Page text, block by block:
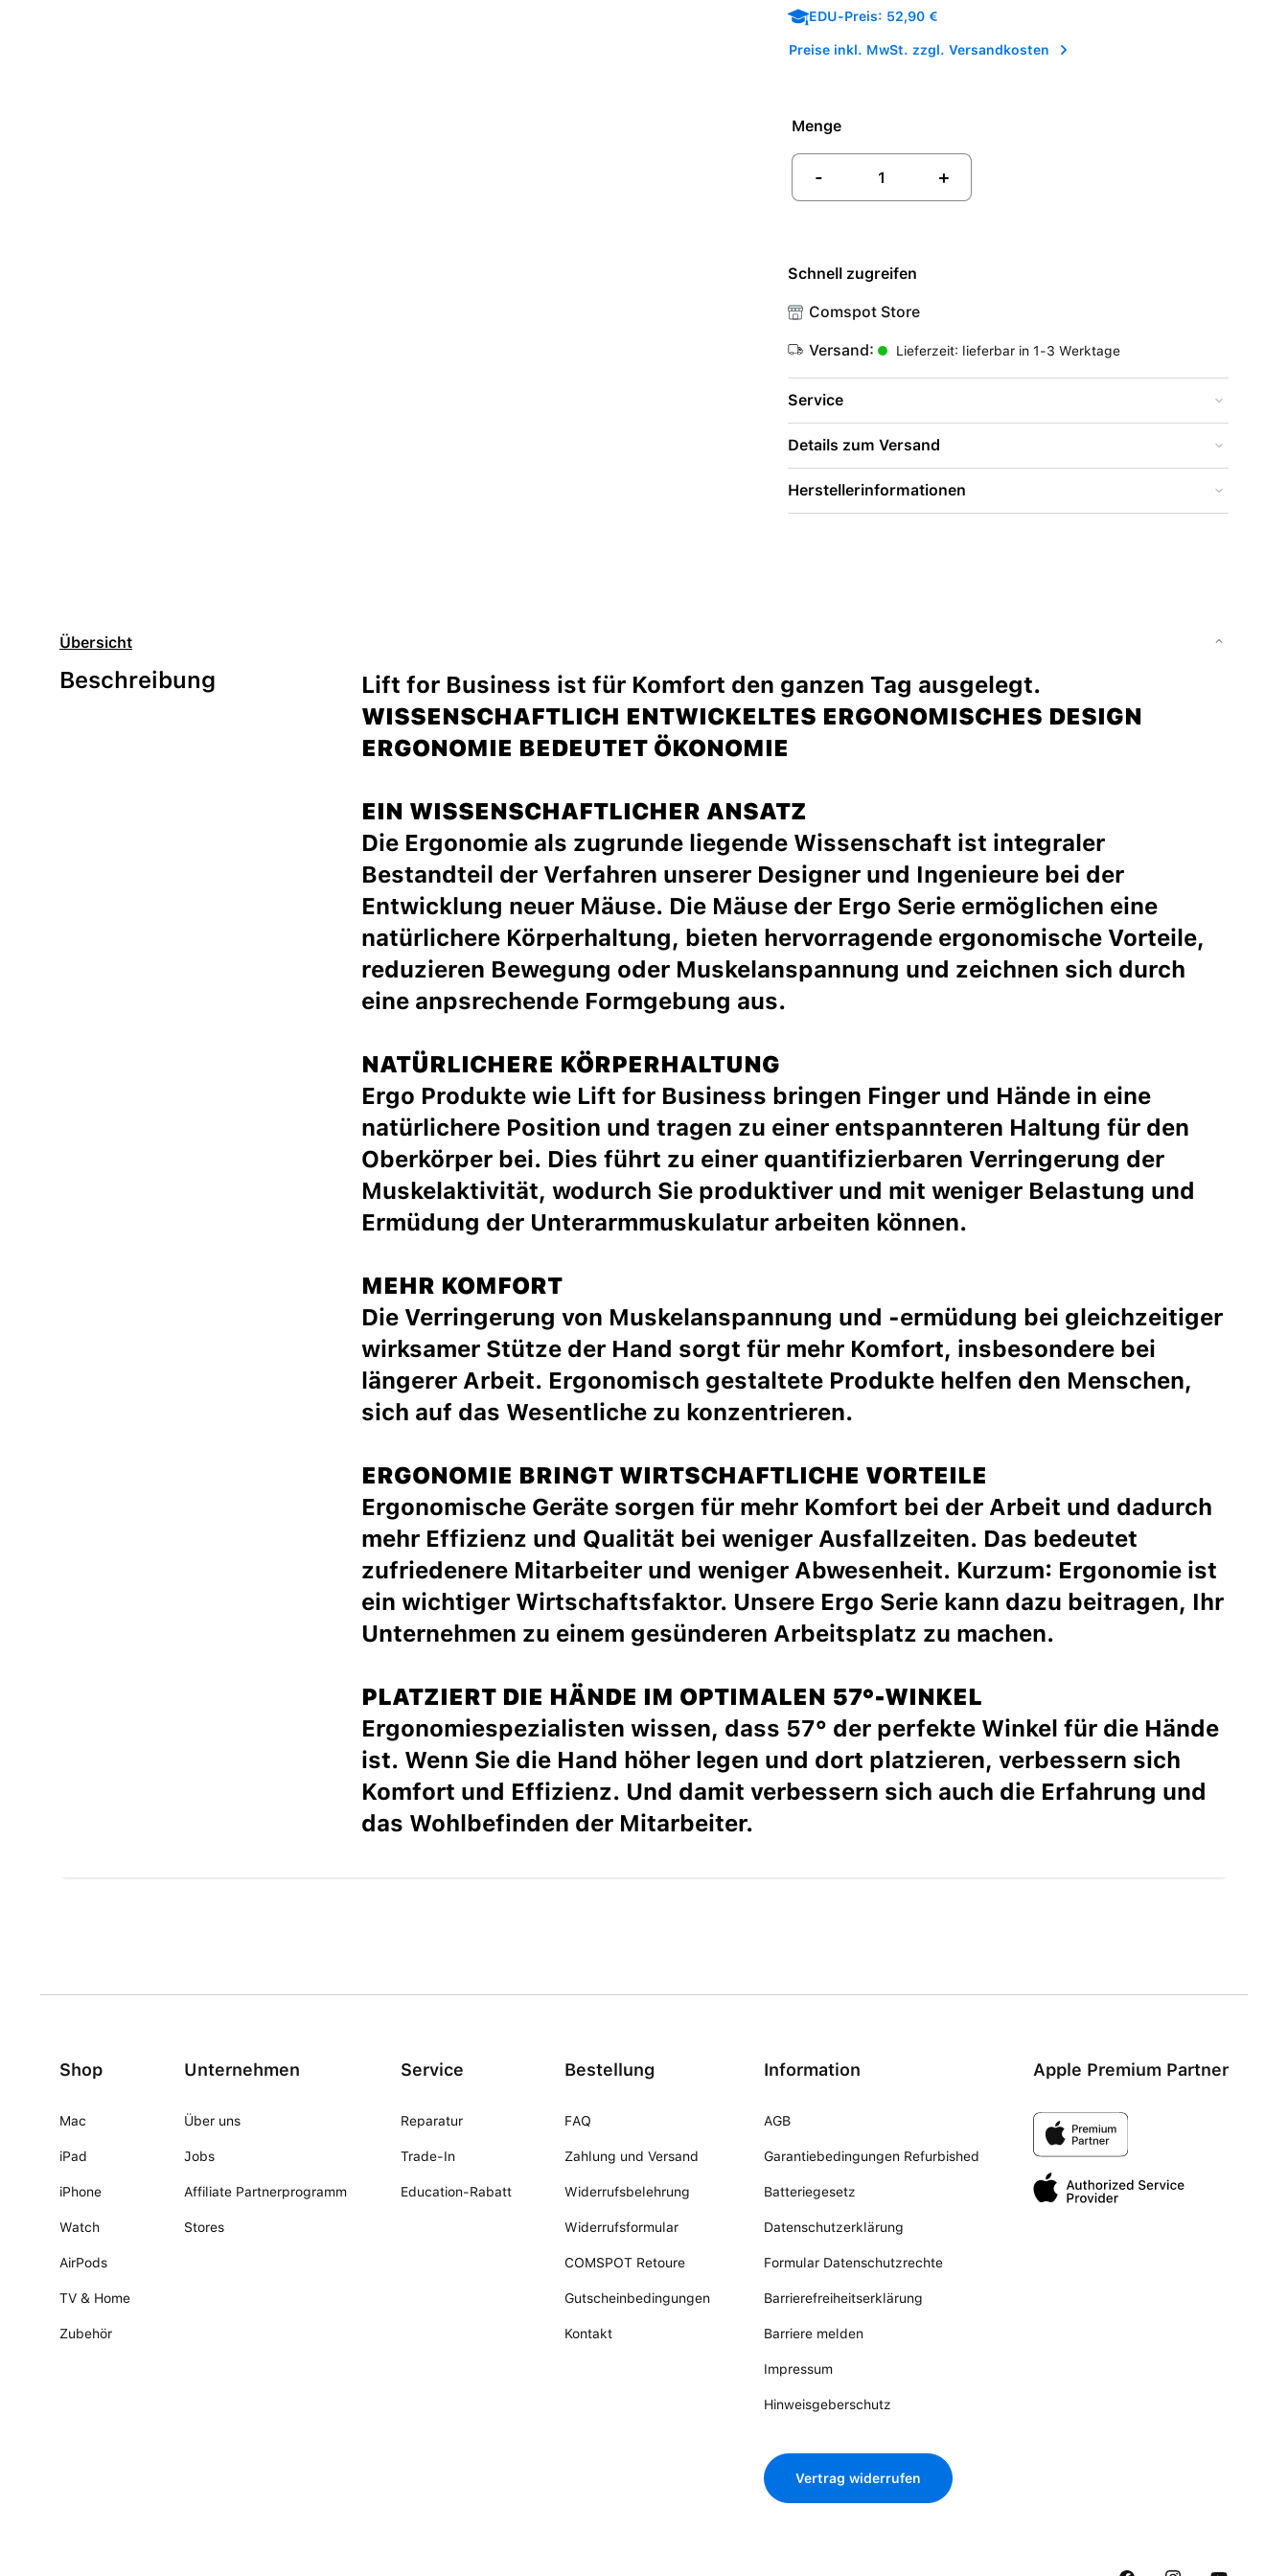
EDU-Preis: 52,90 €
Preise inkl. MwSt. zzgl. Versandkosten
Menge
- +
Schnell zugreifen
Comspot Store
Versand: Lieferzeit: lieferbar in 1-3 Werktage
Service
Details zum Versand
Herstellerinformationen
Übersicht
Beschreibung
Lift for Business ist für Komfort den ganzen Tag ausgelegt.
WISSENSCHAFTLICH ENTWICKELTES ERGONOMISCHES DESIGN
ERGONOMIE BEDEUTET ÖKONOMIE
EIN WISSENSCHAFTLICHER ANSATZ
Die Ergonomie als zugrunde liegende Wissenschaft ist integraler
Bestandteil der Verfahren unserer Designer und Ingenieure bei der
Entwicklung neuer Mäuse. Die Mäuse der Ergo Serie ermöglichen eine
natürlichere Körperhaltung, bieten hervorragende ergonomische Vorteile,
reduzieren Bewegung oder Muskelanspannung und zeichnen sich durch
eine anpsrechende Formgebung aus.
NATÜRLICHERE KÖRPERHALTUNG
Ergo Produkte wie Lift for Business bringen Finger und Hände in eine
natürlichere Position und tragen zu einer entspannteren Haltung für den
Oberkörper bei. Dies führt zu einer quantifizierbaren Verringerung der
Muskelaktivität, wodurch Sie produktiver und mit weniger Belastung und
Ermüdung der Unterarmmuskulatur arbeiten können.
MEHR KOMFORT
Die Verringerung von Muskelanspannung und -ermüdung bei gleichzeitiger
wirksamer Stütze der Hand sorgt für mehr Komfort, insbesondere bei
längerer Arbeit. Ergonomisch gestaltete Produkte helfen den Menschen,
sich auf das Wesentliche zu konzentrieren.
ERGONOMIE BRINGT WIRTSCHAFTLICHE VORTEILE
Ergonomische Geräte sorgen für mehr Komfort bei der Arbeit und dadurch
mehr Effizienz und Qualität bei weniger Ausfallzeiten. Das bedeutet
zufriedenere Mitarbeiter und weniger Abwesenheit. Kurzum: Ergonomie ist
ein wichtiger Wirtschaftsfaktor. Unsere Ergo Serie kann dazu beitragen, Ihr
Unternehmen zu einem gesünderen Arbeitsplatz zu machen.
PLATZIERT DIE HÄNDE IM OPTIMALEN 57°-WINKEL
Ergonomiespezialisten wissen, dass 57° der perfekte Winkel für die Hände
ist. Wenn Sie die Hand höher legen und dort platzieren, verbessern sich
Komfort und Effizienz. Und damit verbessern sich auch die Erfahrung und
das Wohlbefinden der Mitarbeiter.
Shop
Mac
iPad
iPhone
Watch
AirPods
TV & Home
Zubehör
Unternehmen
Über uns
Jobs
Affiliate Partnerprogramm
Stores
Service
Reparatur
Trade-In
Education-Rabatt
Bestellung
FAQ
Zahlung und Versand
Widerrufsbelehrung
Widerrufsformular
COMSPOT Retoure
Gutscheinbedingungen
Kontakt
Information
AGB
Garantiebedingungen Refurbished
Batteriegesetz
Datenschutzerklärung
Formular Datenschutzrechte
Barrierefreiheitserklärung
Barriere melden
Impressum
Hinweisgeberschutz
Vertrag widerrufen
Apple Premium Partner